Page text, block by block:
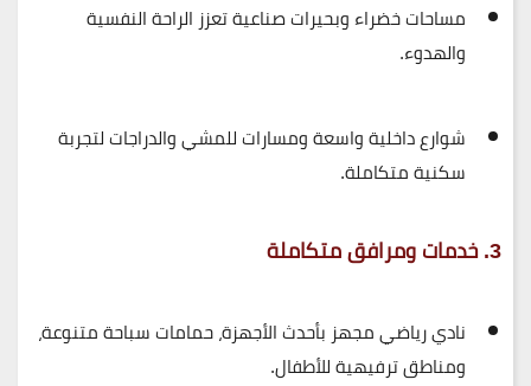
مساحات خضراء وبحيرات صناعية تعزز الراحة النفسية
والهدوء.
شوارع داخلية واسعة ومسارات للمشي والدراجات لتجربة
سكنية متكاملة.
3. خدمات ومرافق متكاملة
نادي رياضي مجهز بأحدث الأجهزة، حمامات سباحة متنوعة،
ومناطق ترفيهية للأطفال.